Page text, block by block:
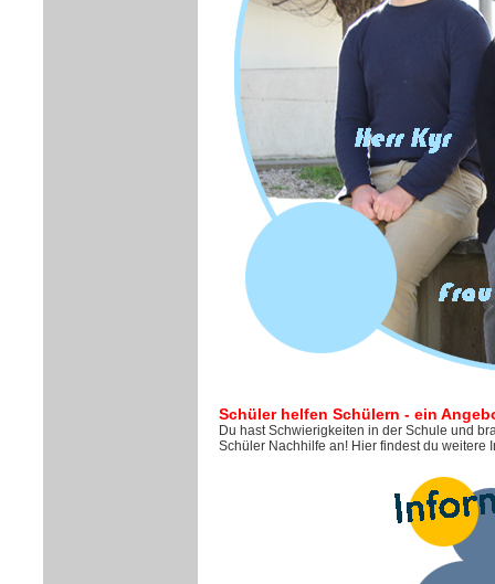
Schüler helfen Schülern - ein
Du hast Schwierigkeiten in der Schule und
Schüler Nachhilfe an! Hier findest du weitere